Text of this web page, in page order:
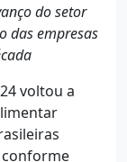
do setor
das empresas
voltou a
conforme